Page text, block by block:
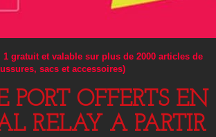
gratuit et valable sur plus de 2000 articles de
sacs et accessoires)
PORT OFFERTS EN
RELAY A PARTIR